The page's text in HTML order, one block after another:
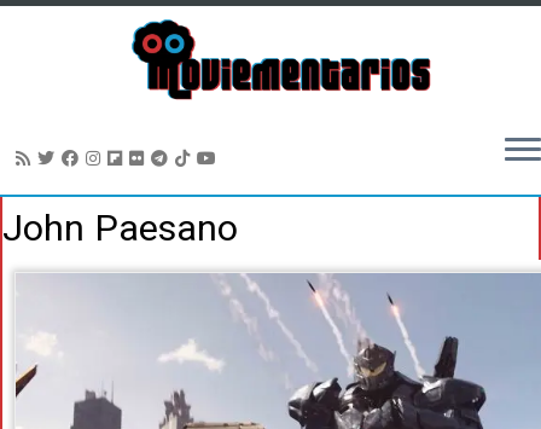
alJohn Paesano